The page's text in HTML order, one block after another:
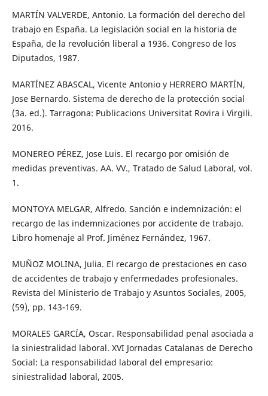
MARTÍN VALVERDE, Antonio. La formación del derecho del
trabajo en España. La legislación social en la historia de
España, de la revolución liberal a 1936. Congreso de los
Diputados, 1987.
MARTÍNEZ ABASCAL, Vicente Antonio y HERRERO MARTÍN,
Jose Bernardo. Sistema de derecho de la protección social
(3a. ed.). Tarragona: Publicacions Universitat Rovira i Virgili.
2016.
MONEREO PÉREZ, Jose Luis. El recargo por omisión de
medidas preventivas. AA. VV., Tratado de Salud Laboral, vol.
1.
MONTOYA MELGAR, Alfredo. Sanción e indemnización: el
recargo de las indemnizaciones por accidente de trabajo.
Libro homenaje al Prof. Jiménez Fernández, 1967.
MUÑOZ MOLINA, Julia. El recargo de prestaciones en caso
de accidentes de trabajo y enfermedades profesionales.
Revista del Ministerio de Trabajo y Asuntos Sociales, 2005,
(59), pp. 143-169.
MORALES GARCÍA, Oscar. Responsabilidad penal asociada a
la siniestralidad laboral. XVI Jornadas Catalanas de Derecho
Social: La responsabilidad laboral del empresario:
siniestralidad laboral, 2005.